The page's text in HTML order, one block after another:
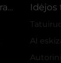
Būsimiems meistrams
Idėjos
AI